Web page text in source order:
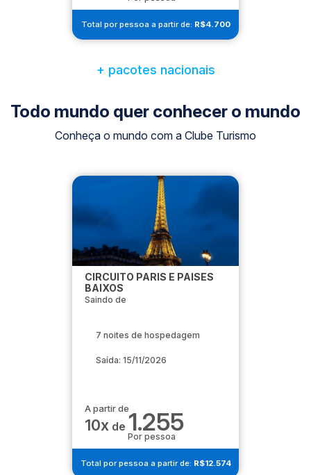
Total por pessoa a partir de: R$4.700
+ pacotes nacionais
Todo mundo quer conhecer o mundo
Conheça o mundo com a Clube Turismo
CIRCUITO PARIS E PAISES
BAIXOS
Saindo de
7 noites de hospedagem
Saída: 15/11/2026
A partir de
10x de 1.255
Por pessoa
Total por pessoa a partir de: R$12.574